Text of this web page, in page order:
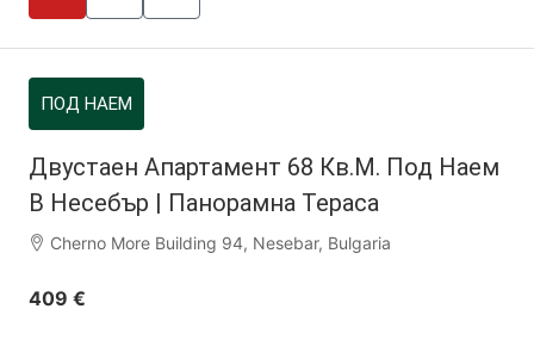
ПОД НАЕМ
Двустаен Апартамент 68 Кв.м. Под Наем
В Несебър | Панорамна Тераса
Cherno More Building 94, Nesebar, Bulgaria
409 €